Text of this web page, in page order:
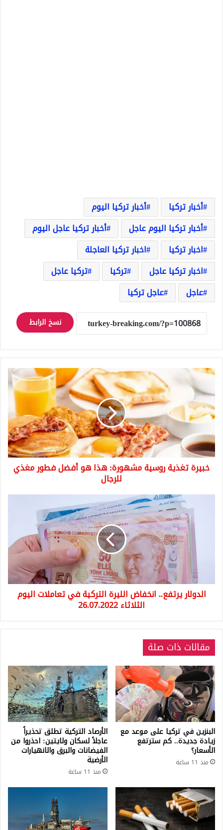
أخبار تركيا
أخبار تركيا اليوم
أخبار تركيا اليوم عاجل
أخبار تركيا عاجل اليوم
اخبار تركيا
اخبار تركيا العاجلة
اخبار تركيا عاجل
تركيا
تركيا عاجل
عاجل
عاجل تركيا
نسخ الرابط
خبيرة
روسية
مشهورة:
هذا
أفضل
فطور
مغذي
للرجال
خبيرة تغذية روسية مشهورة: هذا هو أفضل فطور مغذي
للرجال
تعاملات
الثلاثاء
26.07.2022
الدولار يرتفع.. انخفاض الليرة التركية في تعاملات اليوم
الثلاثاء 26.07.2022
مقالات ذات صلة
البنزين في تركيا على موعد مع
زيادة جديدة.. كم سترتفع
الأسعار؟
منذ 11 ساعة
الأرصاد التركية تطلق تحذيراً
عاجلاً لسكان ولايتين: احذروا من
الفيضانات والبرق والانهيارات
الأرضية
منذ 11 ساعة